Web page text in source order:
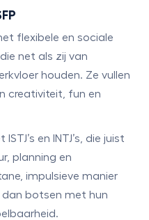
flexibele en sociale
die net als zij van
houden. Ze vullen
creativiteit, fun en
en INTJ’s, die juist
planning en
impulsieve manier
dan botsen met hun